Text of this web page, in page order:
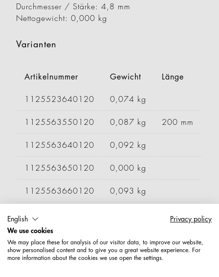
Durchmesser / Stärke: 4,8 mm
Nettogewicht: 0,000 kg
Varianten
Artikelnummer Gewicht Länge
1125523640120 0,074 kg
1125563550120 0,087 kg 200 mm
1125563640120 0,092 kg
1125563650120 0,000 kg
1125563660120 0,093 kg
1125563680120
1125563710120 0,097 kg
English
Privacy policy
We use cookies
We may place these for analysis of our visitor data, to improve our website,
show personalised content and to give you a great website experience. For
more information about the cookies we use open the settings.